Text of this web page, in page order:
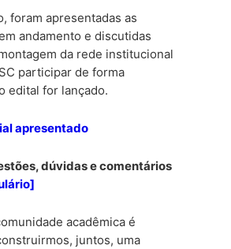
foram apresentadas as
andamento e discutidas
da rede institucional
participar de forma
edital for lançado.
apresentado
dúvidas e comentários
acadêmica é
juntos, uma